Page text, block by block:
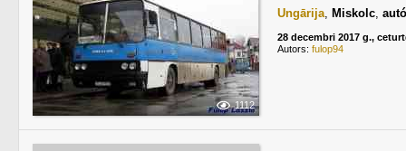
1112
Ungārija, Miskolc,
28 decembri 2017 g.,
Autors: fulop94